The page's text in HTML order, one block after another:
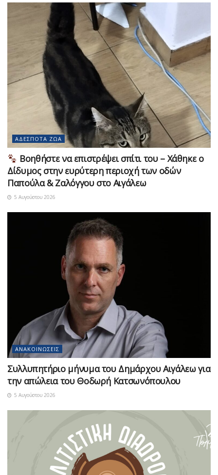
ΑΔΈΣΠΟΤΑ ΖΏΑ
Βοηθήστε να επιστρέψει σπίτι του – Χάθηκε ο
Δίδυμος στην ευρύτερη περιοχή των οδών
Παπούλα & Ζαλόγγου στο Αιγάλεω
5 Αυγούστου 2026
ΑΝΑΚΟΙΝΏΣΕΙΣ
Συλλυπητήριο μήνυμα του Δημάρχου Αιγάλεω για
την απώλεια του Θοδωρή Κατσωνόπουλου
5 Αυγούστου 2026